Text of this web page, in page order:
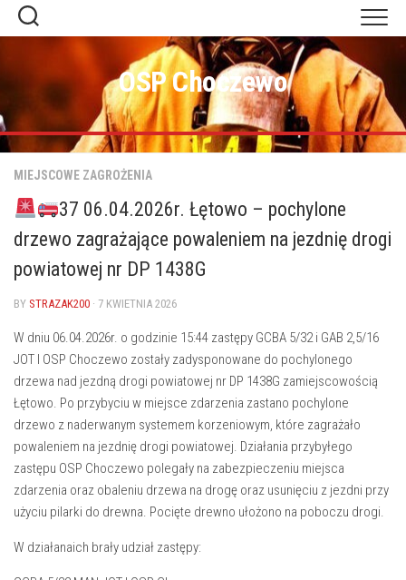
Skip
OSP Choczewo
MIEJSCOWE ZAGROŻENIA
37 06.04.2026r. Łętowo – pochylone
drzewo zagrażające powaleniem na jezdnię drogi
powiatowej nr DP 1438G
BY STRAZAK200 · 7 KWIETNIA 2026
W dniu 06.04.2026r. o godzinie 15:44 zastępy GCBA 5/32 i GAB 2,5/16
JOT I OSP Choczewo zostały zadysponowane do pochylonego
drzewa nad jezdną drogi powiatowej nr DP 1438G zamiejscowością
Łętowo. Po przybyciu w miejsce zdarzenia zastano pochylone
drzewo z naderwanym systemem korzeniowym, które zagrażało
powaleniem na jezdnię drogi powiatowej. Działania przybyłego
zastępu OSP Choczewo polegały na zabezpieczeniu miejsca
zdarzenia oraz obaleniu drzewa na drogę oraz usunięciu z jezdni przy
użyciu pilarki do drewna. Pocięte drewno ułożono na poboczu drogi.
W działanaich brały udział zastępy: